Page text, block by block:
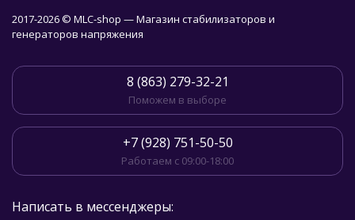
2017-2026 © MLC-shop — Магазин стабилизаторов и
генераторов напряжения
8 (863) 279-32-21
Поможем в выборе
+7 (928) 751-50-50
Работаем с 09:00-18:00
Написать в мессенджеры: